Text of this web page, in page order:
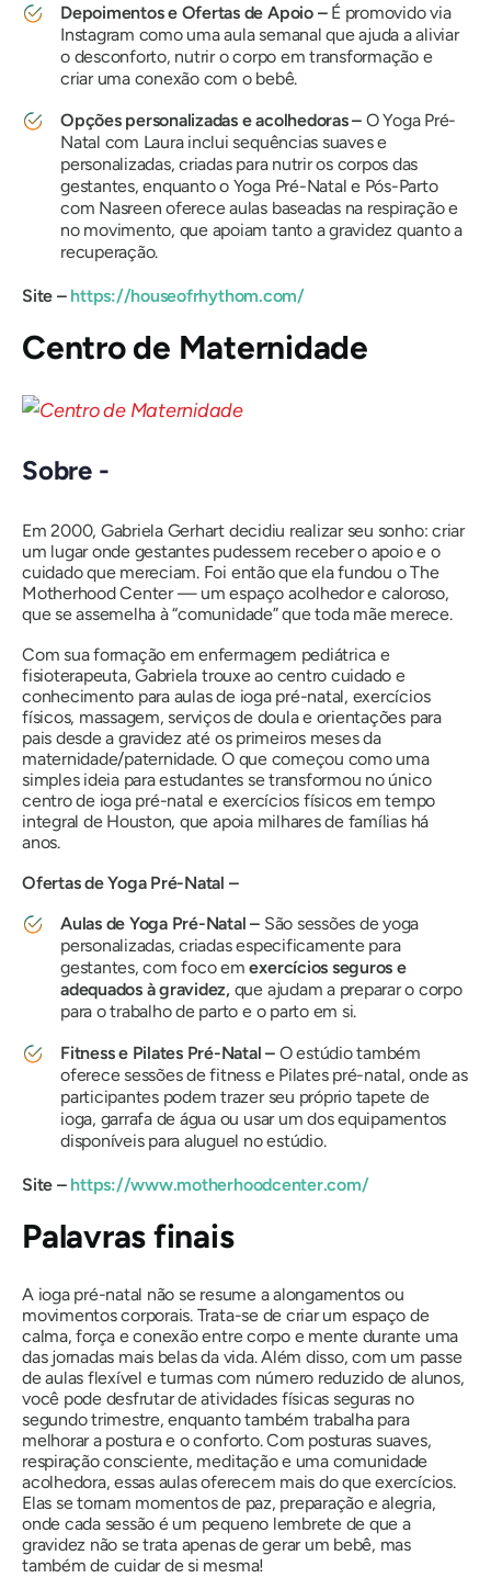
Depoimentos e Ofertas de Apoio – É promovido via
Instagram como uma aula semanal que ajuda a aliviar
o desconforto, nutrir o corpo em transformação e
criar uma conexão com o bebê.
Opções personalizadas e acolhedoras – O Yoga Pré-
Natal com Laura inclui sequências suaves e
personalizadas, criadas para nutrir os corpos das
gestantes, enquanto o Yoga Pré-Natal e Pós-Parto
com Nasreen oferece aulas baseadas na respiração e
no movimento, que apoiam tanto a gravidez quanto a
recuperação.
Site –https://houseofrhythom.com/
Centro de Maternidade
Sobre -
Em 2000, Gabriela Gerhart decidiu realizar seu sonho: criar
um lugar onde gestantes pudessem receber o apoio e o
cuidado que mereciam. Foi então que ela fundou o The
Motherhood Center — um espaço acolhedor e caloroso,
que se assemelha à“comunidade”que toda mãe merece.
Com sua formação em enfermagem pediátrica e
fisioterapeuta, Gabriela trouxe ao centro cuidado e
conhecimento para aulas de ioga pré-natal, exercícios
físicos, massagem, serviços de doula e orientações para
pais desde a gravidez até os primeiros meses da
maternidade/paternidade. O que começou como uma
simples ideia para estudantes se transformou no único
centro de ioga pré-natal e exercícios físicos em tempo
integral de Houston, que apoia milhares de famílias há
anos.
Ofertas de Yoga Pré-Natal –
Aulas de Yoga Pré-Natal – São sessões de yoga
personalizadas, criadas especificamente para
gestantes, com foco emexercícios seguros e
adequados à gravidez,que ajudam a preparar o corpo
para o trabalho de parto e o parto em si.
Fitness e Pilates Pré-Natal – O estúdio também
oferece sessões de fitness e Pilates pré-natal, onde as
participantes podem trazer seu próprio tapete de
ioga, garrafa de água ou usar um dos equipamentos
disponíveis para aluguel no estúdio.
Site – https://www.motherhoodcenter.com/
Palavras finais
A ioga pré-natal não se resume a alongamentos ou
movimentos corporais. Trata-se de criar um espaço de
calma, força e conexão entre corpo e mente durante uma
das jornadas mais belas da vida. Além disso, com um passe
de aulas flexível e turmas com número reduzido de alunos,
você pode desfrutar de atividades físicas seguras no
segundo trimestre, enquanto também trabalha para
melhorar a postura e o conforto. Com posturas suaves,
respiração consciente, meditação e uma comunidade
acolhedora, essas aulas oferecem mais do que exercícios.
Elas se tornam momentos de paz, preparação e alegria,
onde cada sessão é um pequeno lembrete de que a
gravidez não se trata apenas de gerar um bebê, mas
também de cuidar de si mesma!